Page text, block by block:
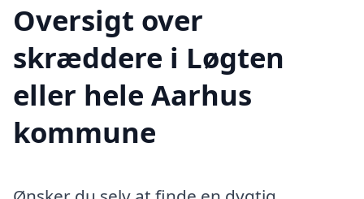
Oversigt over
skræddere i Løgten
eller hele Aarhus
kommune